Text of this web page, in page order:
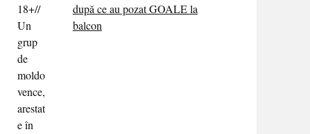
după ce au pozat GOALE la
balcon